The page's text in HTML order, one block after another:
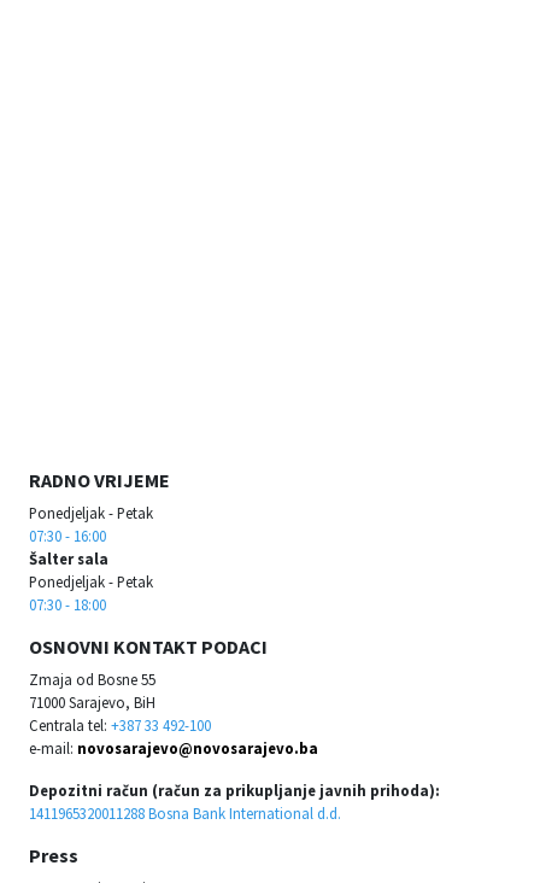
RADNO VRIJEME
Ponedjeljak - Petak
07:30 - 16:00
Šalter sala
Ponedjeljak - Petak
07:30 - 18:00
OSNOVNI KONTAKT PODACI
Zmaja od Bosne 55
71000 Sarajevo, BiH
Centrala tel: +387 33 492-100
e-mail: novosarajevo@novosarajevo.ba
Depozitni račun (račun za prikupljanje javnih prihoda):
1411965320011288 Bosna Bank International d.d.
Press